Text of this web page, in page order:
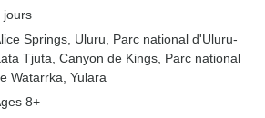
jours
Springs , Uluru , Parc national d'Uluru-
Tjuta , Canyon de Kings , Parc national
Watarrka , Yulara
8+